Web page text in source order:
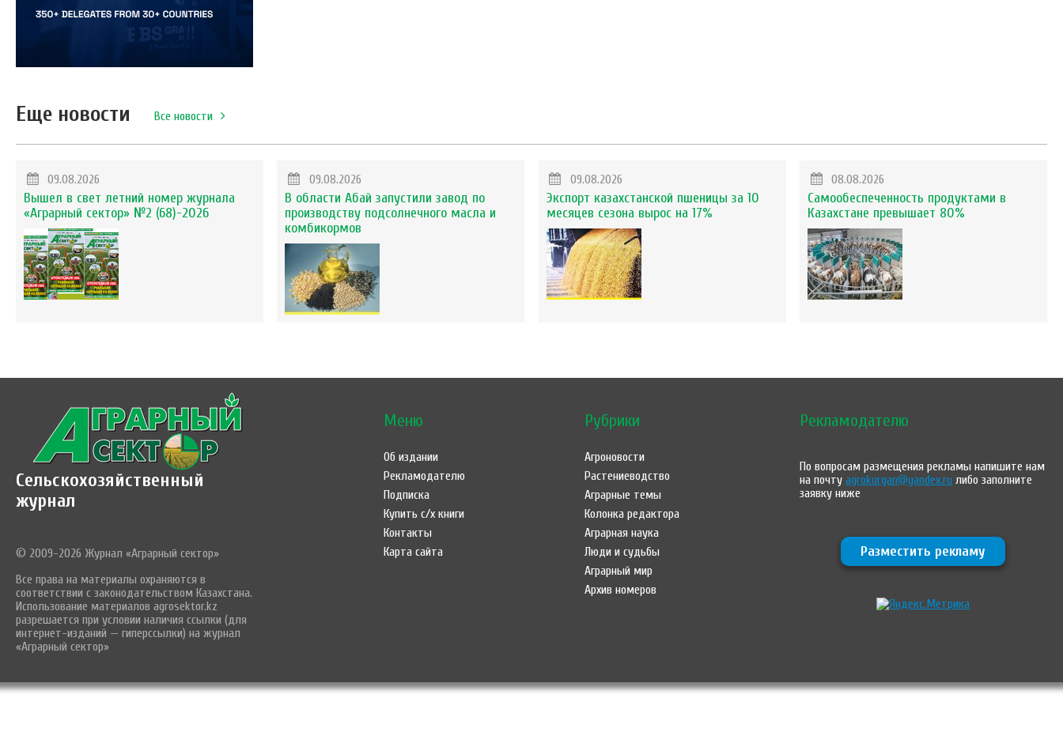
Еще новости Все новости
09.08.2026
Вышел в свет летний номер журнала
«Аграрный сектор» №2 (68)-2026
09.08.2026
В области Абай запустили завод по
производству подсолнечного масла и
комбикормов
09.08.2026
Экспорт казахстанской пшеницы за 10
месяцев сезона вырос на 17%
08.08.2026
Самообеспеченность продуктами в
Казахстане превышает 80%
Сельскохозяйственный
журнал
© 2009-2026 Журнал «Аграрный сектор»
Все права на материалы охраняются в
соответствии с законодательством Казахстана.
Использование материалов agrosektor.kz
разрешается при условии наличия ссылки (для
интернет-изданий — гиперссылки) на журнал
«Аграрный сектор»
Меню
Об издании
Рекламодателю
Подписка
Купить с/х книги
Контакты
Карта сайта
Рубрики
Агроновости
Растениеводство
Аграрные темы
Колонка редактора
Аграрная наука
Люди и судьбы
Аграрный мир
Архив номеров
Рекламодателю
По вопросам размещения рекламы напишите нам
на почтуagrokurgan@yandex.ru либо заполните
заявку ниже
Разместить рекламу